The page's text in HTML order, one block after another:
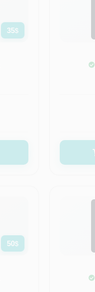
35$
50$